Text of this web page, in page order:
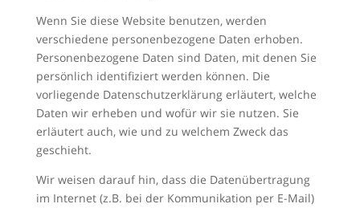
Wenn Sie diese Website benutzen, werden
verschiedene personenbezogene Daten erhoben.
Personenbezogene Daten sind Daten, mit denen Sie
persönlich identifiziert werden können. Die
vorliegende Datenschutzerklärung erläutert, welche
Daten wir erheben und wofür wir sie nutzen. Sie
erläutert auch, wie und zu welchem Zweck das
geschieht.
Wir weisen darauf hin, dass die Datenübertragung
im Internet (z.B. bei der Kommunikation per E-Mail)